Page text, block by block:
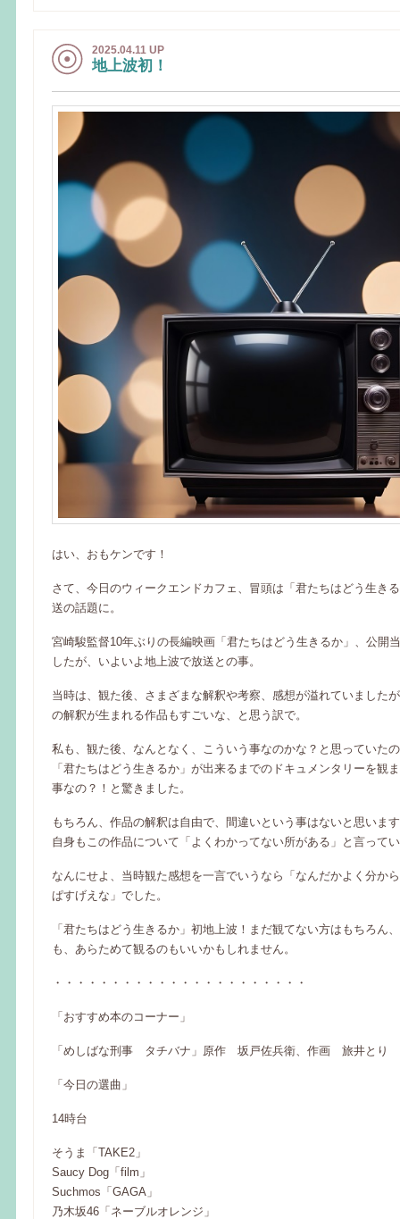
2025.04.11 UP
地上波初！
はい、おもケンです！
さて、今日のウィークエンドカフェ、冒頭は「君たちはどう生き
送の話題に。
宮崎駿監督10年ぶりの長編映画「君たちはどう生きるか」、公開
したが、いよいよ地上波で放送との事。
当時は、観た後、さまざまな解釈や考察、感想が溢れていました
の解釈が生まれる作品もすごいな、と思う訳で。
私も、観た後、なんとなく、こういう事なのかな？と思っていた
「君たちはどう生きるか」が出来るまでのドキュメンタリーを観
事なの？！と驚きました。
もちろん、作品の解釈は自由で、間違いという事はないと思いま
自身もこの作品について「よくわかってない所がある」と言って
なんにせよ、当時観た感想を一言でいうなら「なんだかよく分か
ぱすげえな」でした。
「君たちはどう生きるか」初地上波！まだ観てない方はもちろん
も、あらためて観るのもいいかもしれません。
・・・・・・・・・・・・・・・・・・・・・・
「おすすめ本のコーナー」
「めしばな刑事 タチバナ」原作 坂戸佐兵衛、作画 旅井とり
「今日の選曲」
14時台
そうま「TAKE2」
Saucy Dog「film」
Suchmos「GAGA」
乃木坂46「ネーブルオレンジ」